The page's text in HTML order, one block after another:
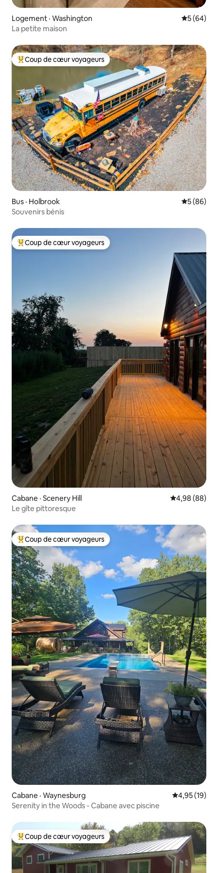
Logement · Washington Note
5 (64)
La petite maison
Coup de cœur voyageurs parmi les plus aimés
Coup de cœur voyageurs
Bus · Holbrook Note
5 (86)
Souvenirs bénis
Coup de cœur voyageurs parmi les plus aimés
Coup de cœur voyageurs
Cabane · Scenery Hill Note
4,98 (88)
Le gîte pittoresque
Coup de cœur voyageurs parmi les plus aimés
Coup de cœur voyageurs
Cabane · Waynesburg Note
4,95 (19)
Serenity in the Woods - Cabane avec piscine
Coup de cœur voyageurs parmi les plus aimés
Coup de cœur voyageurs